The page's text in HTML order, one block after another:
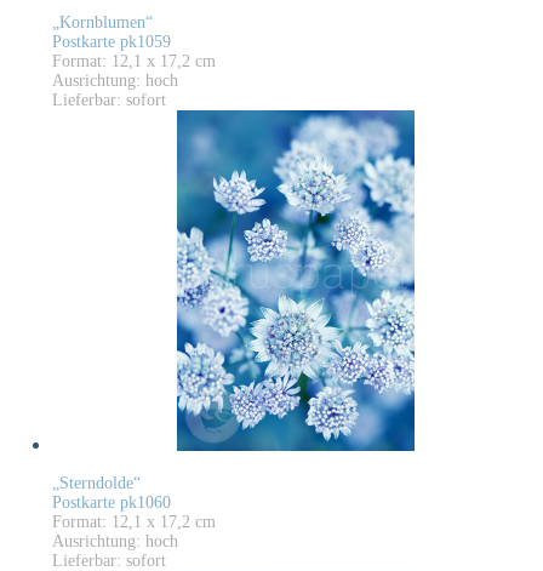
„Kornblumen“
Postkarte pk1059
Format: 12,1 x 17,2 cm
Ausrichtung: hoch
Lieferbar: sofort
„Sterndolde“
Postkarte pk1060
Format: 12,1 x 17,2 cm
Ausrichtung: hoch
Lieferbar: sofort